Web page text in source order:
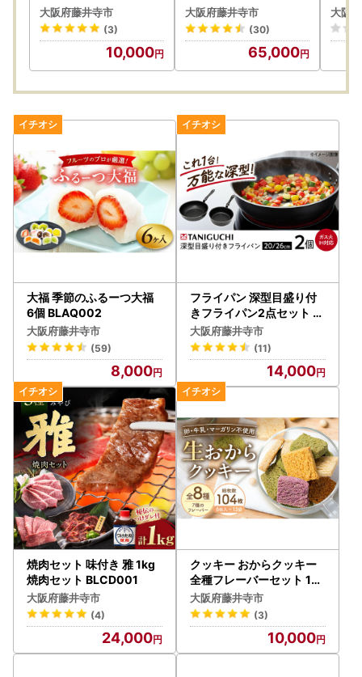
品発送に係る確認・連絡、各種お問い合わせ、寄附の使い道
のお知らせの広報等に利用するものであり、それ以外の目的
で使用するものではありません。
返礼品発送に関して、必要最低限の範囲において返礼品取扱
※お名前に旧字体または機種依存文字などが含まれている場
合、当市からお送りするメールにおいて、システム上一部の
メールソフトにて文字化けが発生する可能性がございます。
何卒ご了承ください。
【ふるさと納税の対象となる地方団体の指定について】
藤井寺市は令和7年9月26日付総務大臣通知「ふるさと納税
の対象となる地方団体の指定について（通知）」にて、
地方税法（昭和25年法律第226号）第37条の2第2項及び第3
地方団体として指定されました。
指定対象期間は、令和7年10月1日から令和8年9月30日まで
です。
お問合わせ先
■藤井寺市ふるさと納税サポート室
TEL：050-8890-6369
受付時間：9:00～17:00
(土曜日・日曜日・祝日及び12月29日～1月3日を除く)
メール：fujiidera@steamship.co.jp
ト 13袋 104枚 BLAG00
2
大阪府藤井寺市
(3)
10,000
大阪府藤井寺市
(30)
65,000
大阪
大福 季節のふるーつ大福
6個 BLAQ002
大阪府藤井寺市
(59)
8,000
フライパン 深型目盛り付
きフライパン2点セット B
LAC011
大阪府藤井寺市
(11)
14,000
焼肉セット 味付き 雅 1kg
焼肉セット BLCD001
大阪府藤井寺市
(4)
24,000
クッキー おからクッキー
全種フレーバーセット 13
袋 104枚 BLAG002
大阪府藤井寺市
(3)
10,000